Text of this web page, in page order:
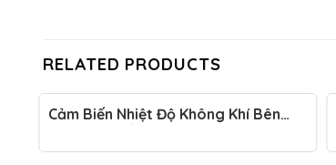
RELATED PRODUCTS
Cảm Biến Nhiệt Độ Không Khí Bên